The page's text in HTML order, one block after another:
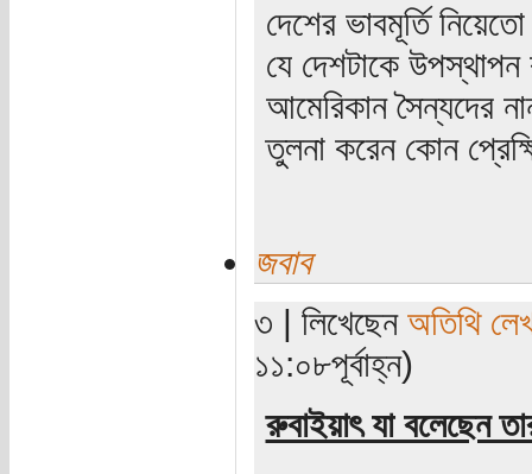
দেশের ভাবমূর্তি
যে দেশটাকে
আমেরিকান সৈন্যদের
তুলনা করেন কোন
জবাব
৩ | লিখেছেন অতিথি
১১:০৮পূর্বাহ্ন)
রুবাইয়াৎ যা বলেছেন